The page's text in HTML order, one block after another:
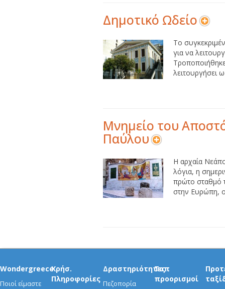
Δημοτικό Ωδείο
Το
για να
λειτουργήσει
Μνημείο του
Παύλου
Η αρχαία
λόγια, η
πρώτο σταθμό
στην Ευρώπη,
Wondergreece
Ποιοί είμαστε
Χρήσ.
Πληροφορίες
Δραστηριότητες
Πεζοπορία
Τοπ
προορισμοί